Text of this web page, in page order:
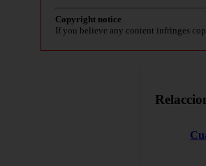
Copyright notice
If you believe any content infringes